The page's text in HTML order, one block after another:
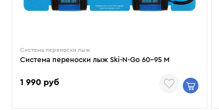
Система переноски лыж
Система переноски лыж Ski-N-Go 60-95 M
1 990 руб